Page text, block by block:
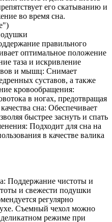
его скатыванию и
во время сна.
правильного
оптимальное положение
таза и искривление
и мышц: Снимает
суставов, а также
кровообращения:
в ногах, предотвращая
сна: Обеспечивает
быстрее заснуть и спать
Подходит для сна на
в качестве валика
Поддержание чистоты и
и свежести подушки
регулярно
Съемный чехол можно
режиме при